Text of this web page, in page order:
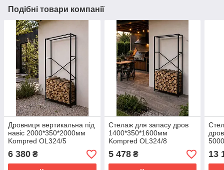
Подібні товари компанії
Дровниця вертикальна під
навіс 2000*350*2000мм
Kompred OL324/5
6 380 ₴
Стелаж для запасу дров
1400*350*1600мм
Kompred OL324/8
5 478₴ 13